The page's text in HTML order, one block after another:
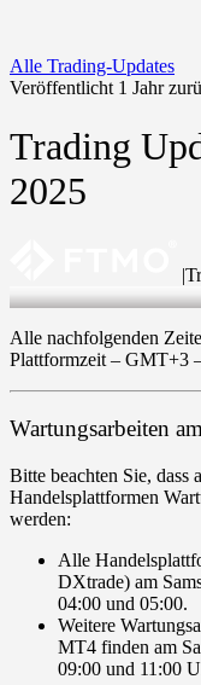
Alle Trading-Updates
Veröffentlicht 1 Jahr
Trading
2025
|
22 May 2025
Alle nachfolgenden
Plattformzeit – GMT+3
Wartungsarbeiten
Bitte beachten Sie, dass
Handelsplattformen
werden:
Alle
DXtrade) am
04:00 und 05:00.
Weitere
MT4 finden am
09:00 und 11:00